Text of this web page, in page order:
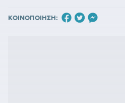
ΚΟΙΝΟΠΟΙΗΣΗ: